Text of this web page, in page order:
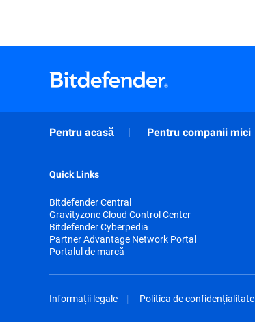
Pentru acasă Pentru companii mici
Quick Links
Bitdefender Central
Gravityzone Cloud Control Center
Bitdefender Cyberpedia
Partner Advantage Network Portal
Portalul de marcă
Informații legale Politica de confidențialitate